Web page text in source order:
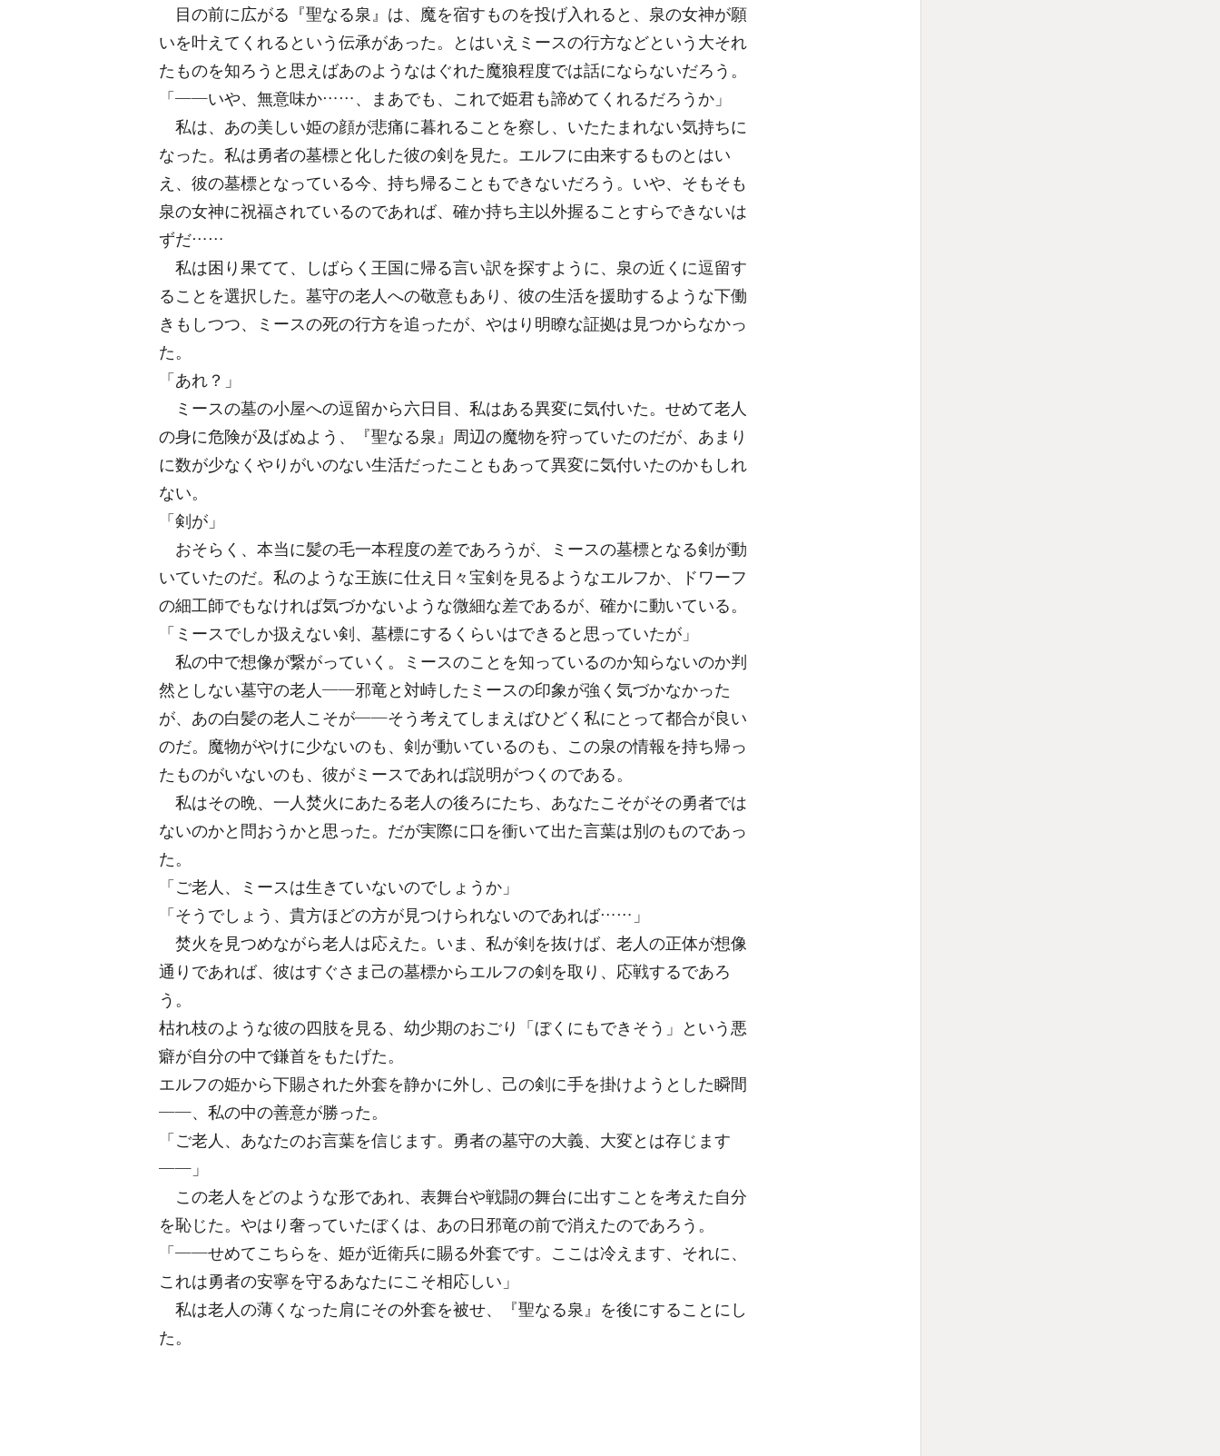
目の前に広がる『聖なる泉』は、魔を宿すものを投げ入れると、泉の女神が願
いを叶えてくれるという伝承があった。とはいえミースの行方などという大それ
たものを知ろうと思えばあのようなはぐれた魔狼程度では話にならないだろう。
「――いや、無意味か……、まあでも、これで姫君も諦めてくれるだろうか」
私は、あの美しい姫の顔が悲痛に暮れることを察し、いたたまれない気持ちに
なった。私は勇者の墓標と化した彼の剣を見た。エルフに由来するものとはい
え、彼の墓標となっている今、持ち帰ることもできないだろう。いや、そもそも
泉の女神に祝福されているのであれば、確か持ち主以外握ることすらできないは
ずだ……
私は困り果てて、しばらく王国に帰る言い訳を探すように、泉の近くに逗留す
ることを選択した。墓守の老人への敬意もあり、彼の生活を援助するような下働
きもしつつ、ミースの死の行方を追ったが、やはり明瞭な証拠は見つからなかっ
た。
「あれ？」
ミースの墓の小屋への逗留から六日目、私はある異変に気付いた。せめて老人
の身に危険が及ばぬよう、『聖なる泉』周辺の魔物を狩っていたのだが、あまり
に数が少なくやりがいのない生活だったこともあって異変に気付いたのかもしれ
ない。
「剣が」
おそらく、本当に髪の毛一本程度の差であろうが、ミースの墓標となる剣が動
いていたのだ。私のような王族に仕え日々宝剣を見るようなエルフか、ドワーフ
の細工師でもなければ気づかないような微細な差であるが、確かに動いている。
「ミースでしか扱えない剣、墓標にするくらいはできると思っていたが」
私の中で想像が繋がっていく。ミースのことを知っているのか知らないのか判
然としない墓守の老人――邪竜と対峙したミースの印象が強く気づかなかった
が、あの白髪の老人こそが――そう考えてしまえばひどく私にとって都合が良い
のだ。魔物がやけに少ないのも、剣が動いているのも、この泉の情報を持ち帰っ
たものがいないのも、彼がミースであれば説明がつくのである。
私はその晩、一人焚火にあたる老人の後ろにたち、あなたこそがその勇者では
ないのかと問おうかと思った。だが実際に口を衝いて出た言葉は別のものであっ
た。
「ご老人、ミースは生きていないのでしょうか」
「そうでしょう、貴方ほどの方が見つけられないのであれば……」
焚火を見つめながら老人は応えた。いま、私が剣を抜けば、老人の正体が想像
通りであれば、彼はすぐさま己の墓標からエルフの剣を取り、応戦するであろ
う。
枯れ枝のような彼の四肢を見る、幼少期のおごり「ぼくにもできそう」という悪
癖が自分の中で鎌首をもたげた。
エルフの姫から下賜された外套を静かに外し、己の剣に手を掛けようとした瞬間
――、私の中の善意が勝った。
「ご老人、あなたのお言葉を信じます。勇者の墓守の大義、大変とは存じます
――」
この老人をどのような形であれ、表舞台や戦闘の舞台に出すことを考えた自分
を恥じた。やはり奢っていたぼくは、あの日邪竜の前で消えたのであろう。
「――せめてこちらを、姫が近衛兵に賜る外套です。ここは冷えます、それに、
これは勇者の安寧を守るあなたにこそ相応しい」
私は老人の薄くなった肩にその外套を被せ、『聖なる泉』を後にすることにし
た。